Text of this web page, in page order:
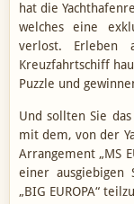
hat die
welches eine
verlost. Erleben
Kreuzfahrtschiff
Puzzle und
Und sollten Sie
mit dem, von der
Arrangement „MS
einer ausgiebigen
„BIG EUROPA“